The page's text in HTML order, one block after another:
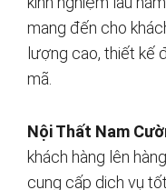
mang đến cho
lượng cao, thiết kế
mã.
Nội Thất Nam
khách hàng lên
cung cấp dịch vụ